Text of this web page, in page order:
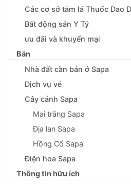
Các cơ sở tắm lá Thuốc Dao
Bất động sản Y Tý
ưu đãi và khuyến mại
Bán
Nhà đất cần bán ở Sapa
Dịch vụ vé
Cây cảnh Sapa
Mai trắng Sapa
Địa lan Sapa
Hồng Cổ Sapa
Điện hoa Sapa
Thông tin hữu ích